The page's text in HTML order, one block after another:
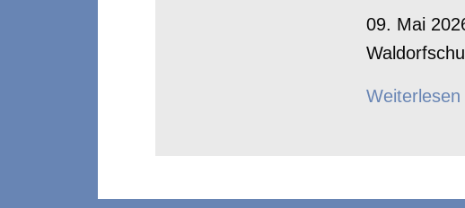
09. Mai
Weiterlesen